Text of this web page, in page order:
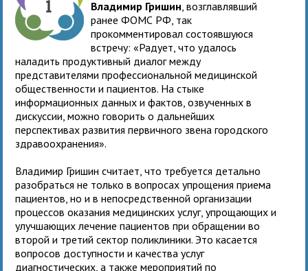
Владимир Гришин , возглавлявший
ранее ФОМС РФ, так
прокомментировал состоявшуюся
встречу: «Радует, что удалось
наладить продуктивный диалог между
представителями профессиональной медицинской
общественности и пациентов. На стыке
информационных данных и фактов, озвученных в
дискуссии, можно говорить о дальнейших
перспективах развития первичного звена городского
здравоохранения».
Владимир Гришин считает, что требуется детально
разобраться не только в вопросах упрощения приема
пациентов, но и в непосредственной организации
процессов оказания медицинских услуг, упрощающих и
улучшающих лечение пациентов при обращении во
второй и третий сектор поликлиники. Это касается
вопросов доступности и качества услуг
диагностических, а также мероприятий по